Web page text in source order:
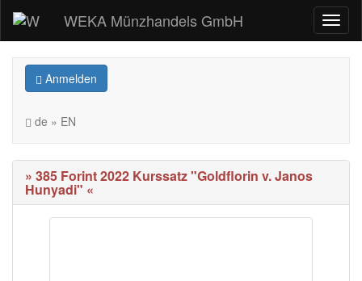
WEKA Münzhandels GmbH
Anmelden
de » EN
» 385 Forint 2022 Kurssatz "Goldflorin v. Janos
Hunyadi" «